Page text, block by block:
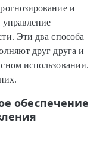
и
Эти два способа
друг друга и
использовании.
обеспечение